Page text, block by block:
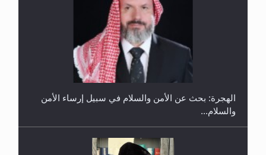
إتمام حفظ القرآن الكريم لثلاثة طلاب من مدرسة الحفظ
الهجرة: بحث عن الأمن والسلام في سبيل إرساء الأمن
والسلام...